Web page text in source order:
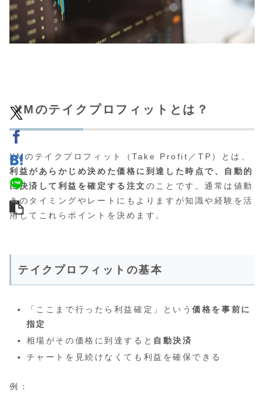
XMのテイクプロフィットとは？
XMのテイクプロフィット（Take Profit／TP）とは、
利益があらかじめ決めた価格に到達した時点で、自動的
に決済して利益を確定する注文のことです。通常は値動
きのタイミングやレートにもよりますが知識や経験を活
用してこれらポイントを決めます。
テイクプロフィットの基本
「ここまで行ったら利益確定」という価格を事前に
指定
相場がその価格に到達すると 自動決済
チャートを見続けなくても利益を確保できる
例：